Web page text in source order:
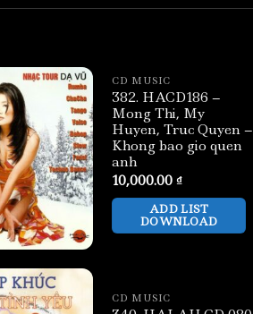
CD MUSIC
382. HACD186 –
Mong Thi, My
Huyen, Truc Quyen –
Khong bao gio quen
anh
10,000.00₫
ADD LIST
DOWNLOAD
CD MUSIC